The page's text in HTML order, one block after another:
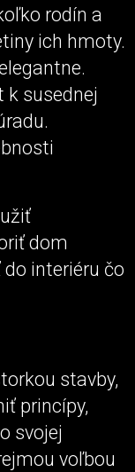
rodín a
ich hmoty.
k susednej
dom
interiéru čo
stavby,
princípy,
svojej
voľbou